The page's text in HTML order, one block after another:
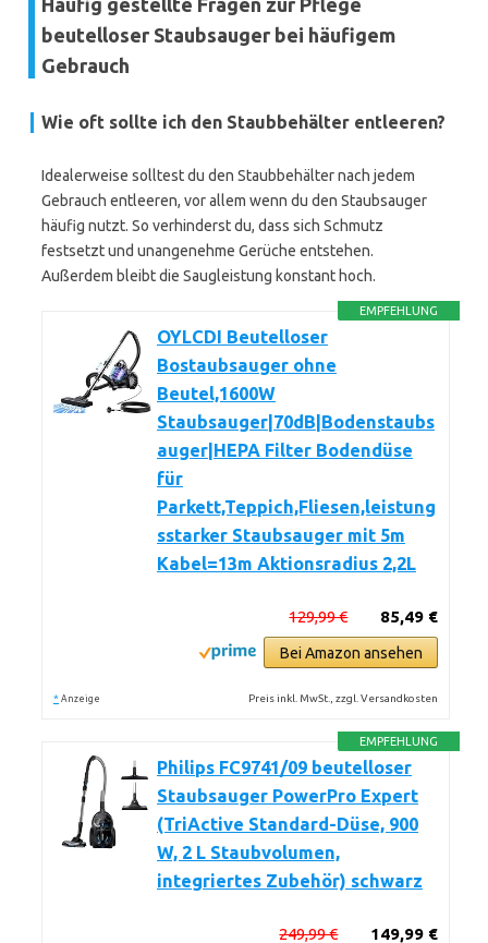
Häufig gestellte Fragen zur Pflege
beutelloser Staubsauger bei häufigem
Gebrauch
Wie oft sollte ich den Staubbehälter entleeren?
Idealerweise solltest du den Staubbehälter nach jedem
Gebrauch entleeren, vor allem wenn du den Staubsauger
häufig nutzt. So verhinderst du, dass sich Schmutz
festsetzt und unangenehme Gerüche entstehen.
Außerdem bleibt die Saugleistung konstant hoch.
EMPFEHLUNG
OYLCDI Beutelloser
Bostaubsauger ohne
Beutel,1600W
Staubsauger|70dB|Bodenstaubs
auger|HEPA Filter Bodendüse
für
Parkett,Teppich,Fliesen,leistung
sstarker Staubsauger mit 5m
Kabel=13m Aktionsradius 2,2L
85,49 €
129,99 €
Bei Amazon ansehen
* Anzeige Preis inkl. MwSt., zzgl. Versandkosten
EMPFEHLUNG
Philips FC9741/09 beutelloser
Staubsauger PowerPro Expert
(TriActive Standard-Düse, 900
W, 2 L Staubvolumen,
integriertes Zubehör) schwarz
149,99 €
249,99 €